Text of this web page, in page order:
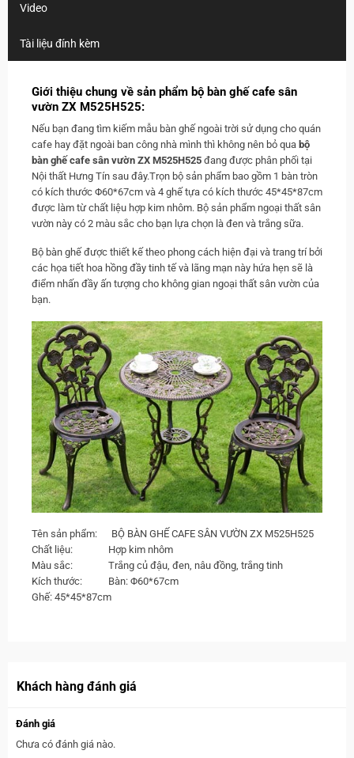
Video
Tài liệu đính kèm
Giới thiệu chung về sản phẩm bộ bàn ghế cafe sân
vườn ZX M525H525:
Nếu bạn đang tìm kiếm mẫu bàn ghế ngoài trời sử dụng cho quán
cafe hay đặt ngoài ban công nhà mình thì không nên bỏ qua bộ
bàn ghế cafe sân vườn ZX M525H525 đang được phân phối tại
Nội thất Hưng Tín sau đây.Trọn bộ sản phẩm bao gồm 1 bàn tròn
có kích thước Φ60*67cm và 4 ghế tựa có kích thước 45*45*87cm
được làm từ chất liệu hợp kim nhôm. Bộ sản phẩm ngoại thất sân
vườn này có 2 màu sắc cho bạn lựa chọn là đen và trắng sữa.
Bộ bàn ghế được thiết kế theo phong cách hiện đại và trang trí bởi
các họa tiết hoa hồng đầy tinh tế và lãng mạn này hứa hẹn sẽ là
điểm nhấn đầy ấn tượng cho không gian ngoại thất sân vườn của
bạn.
Tên sản phẩm: BỘ BÀN GHẾ CAFE SÂN VƯỜN ZX M525H525
Chất liệu: Hợp kim nhôm
Màu sắc: Trắng củ đậu, đen, nâu đồng, trắng tinh
Kích thước: Bàn: Φ60*67cm
Ghế: 45*45*87cm
Khách hàng đánh giá
Đánh giá
Chưa có đánh giá nào.